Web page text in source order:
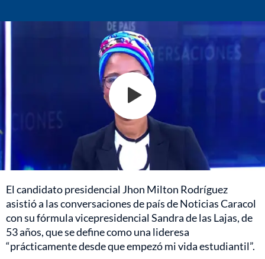
El candidato presidencial Jhon Milton Rodríguez
asistió a las conversaciones de país de Noticias Caracol
con su fórmula vicepresidencial Sandra de las Lajas, de
53 años, que se define como una lideresa
“prácticamente desde que empezó mi vida estudiantil”.